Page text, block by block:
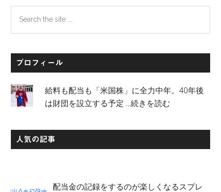
the
プロフィール
給料も配当も「米国株」に全力中年。40年後
は財団を設立する予定…続きを読む
人気の記事
配当金の記録をするのが楽しくなるスプレ